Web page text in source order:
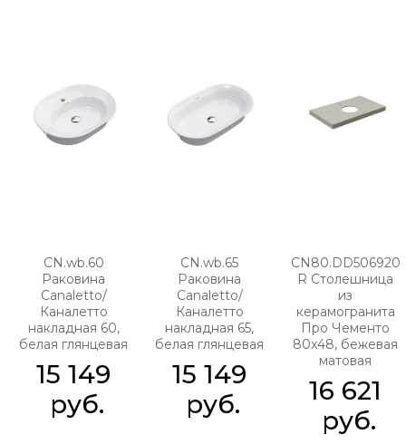
CN.wb.60
Раковина
Canaletto/
Каналетто
накладная 60,
белая глянцевая
15 149
руб.
CN.wb.65
Раковина
Canaletto/
Каналетто
накладная 65,
белая глянцевая
15 149
руб.
CN80.DD506920
R Столешница
из
керамогранита
Про Чементо
80x48, бежевая
матовая
16 621
руб.